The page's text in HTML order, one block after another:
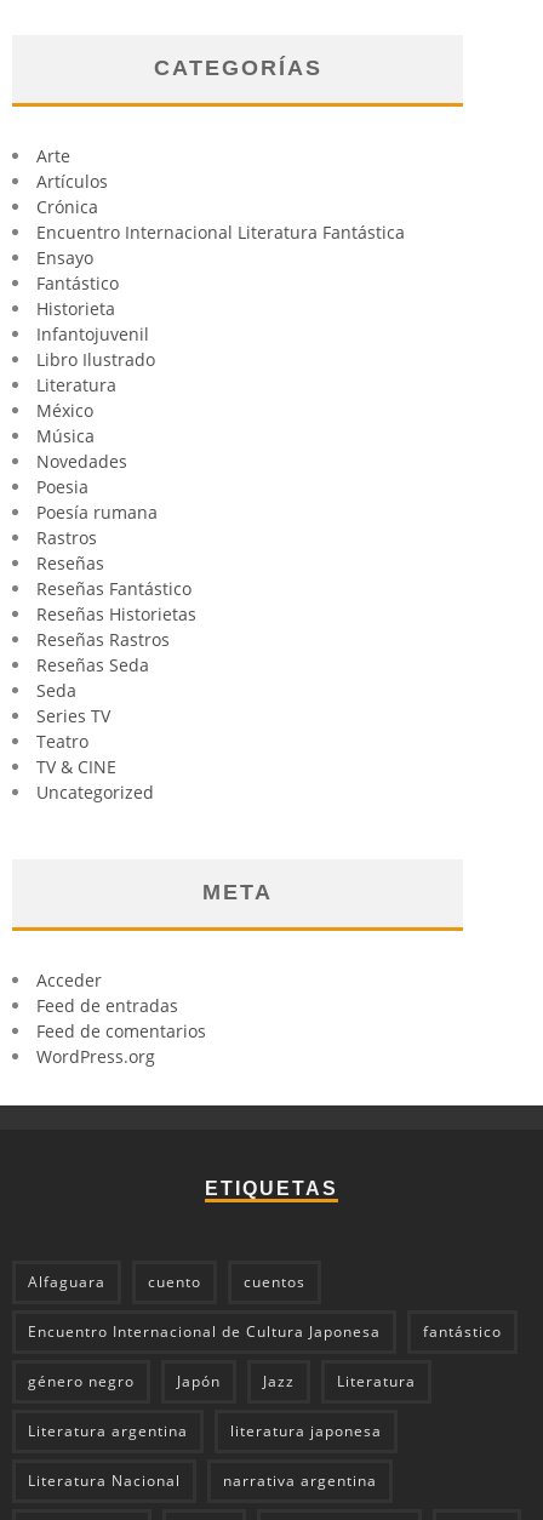
CATEGORÍAS
Arte
Artículos
Crónica
Encuentro Internacional Literatura Fantástica
Ensayo
Fantástico
Historieta
Infantojuvenil
Libro Ilustrado
Literatura
México
Música
Novedades
Poesia
Poesía rumana
Rastros
Reseñas
Reseñas Fantástico
Reseñas Historietas
Reseñas Rastros
Reseñas Seda
Seda
Series TV
Teatro
TV & CINE
Uncategorized
META
Acceder
Feed de entradas
Feed de comentarios
WordPress.org
ETIQUETAS
Alfaguara cuento cuentos
Encuentro Internacional de Cultura Japonesa fantástico
género negro Japón Jazz Literatura
Literatura argentina literatura japonesa
Literatura Nacional narrativa argentina